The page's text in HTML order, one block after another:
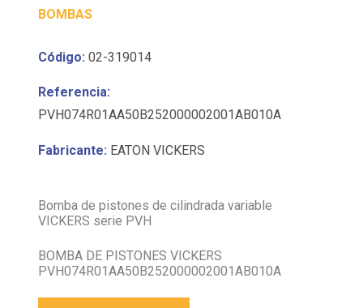
BOMBAS
Código: 02-319014
Referencia:
PVH074R01AA50B252000002001AB010A
Fabricante: EATON VICKERS
Bomba de pistones de cilindrada variable
VICKERS serie PVH
BOMBA DE PISTONES VICKERS
PVH074R01AA50B252000002001AB010A